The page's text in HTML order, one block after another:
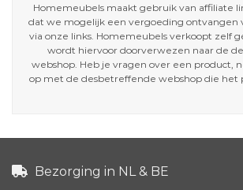
Homemeubels maakt gebruik van affiliate
dat we mogelijk een vergoeding ontvangen
via onze links. Homemeubels verkoopt zelf
wordt hiervoor doorverwezen naar de
webshop. Heb je vragen over een product,
op met de desbetreffende webshop die het
Bezorging in NL & BE